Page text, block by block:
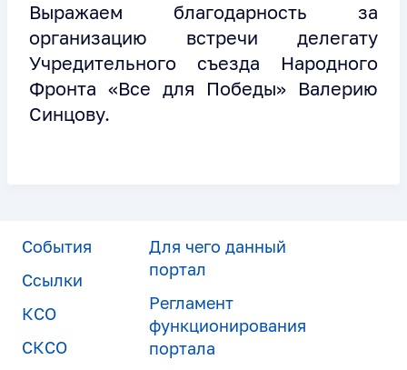
Выражаем благодарность за
организацию встречи делегату
Учредительного съезда Народного
Фронта «Все для Победы» Валерию
Синцову.
События
Ссылки
КСО
СКСО
Для чего данный
портал
Регламент
функционирования
портала